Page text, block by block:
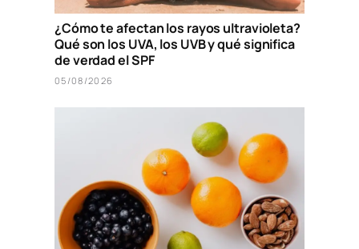
¿Cómo te afectan los rayos ultravioleta?
Qué son los UVA, los UVB y qué significa
de verdad el SPF
05/08/2026